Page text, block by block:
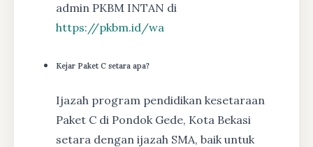
admin PKBM INTAN di
https://pkbm.id/wa
Kejar Paket C setara apa?
Ijazah program pendidikan kesetaraan
Paket C di Pondok Gede, Kota Bekasi
setara dengan ijazah SMA, baik untuk